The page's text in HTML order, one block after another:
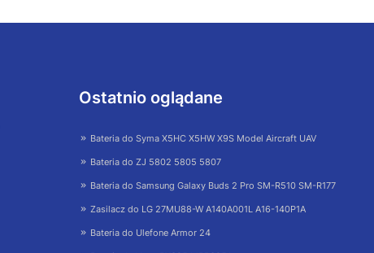
Ostatnio oglądane
Bateria do Syma X5HC X5HW X9S Model Aircraft UAV
Bateria do ZJ 5802 5805 5807
Bateria do Samsung Galaxy Buds 2 Pro SM-R510 SM-R177
Zasilacz do LG 27MU88-W A140A001L A16-140P1A
Bateria do Ulefone Armor 24